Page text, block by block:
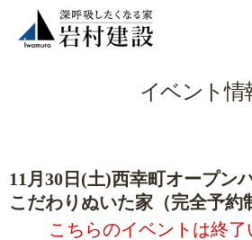
イベント情
11月30日(土)西幸町オープン
こだわりぬいた家（完全予約
こちらのイベントは終了